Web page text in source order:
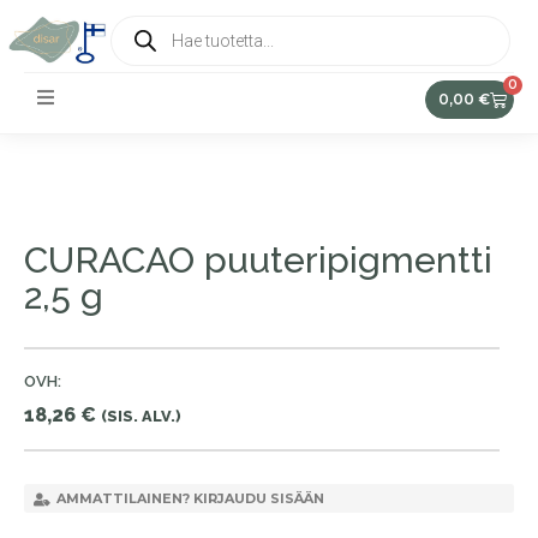
0,00 €
0
CURACAO puuteripigmentti
2,5 g
OVH:
18,26 € (SIS. ALV.)
AMMATTILAINEN? KIRJAUDU SISÄÄN